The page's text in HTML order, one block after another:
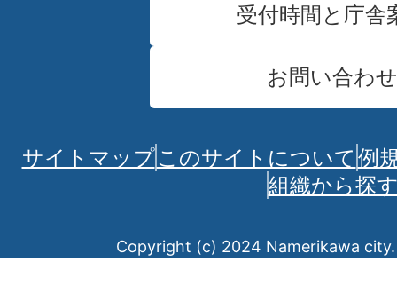
受付時間と庁舎
お問い合わせ
サイトマップこのサイトについて 例
組織から探
Copyright (c) 2024 Namerikawa